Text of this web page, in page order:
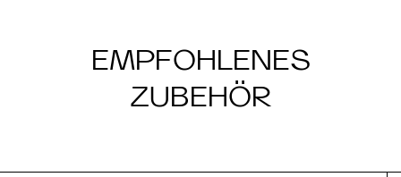
EMPFOHLENES
ZUBEHÖR